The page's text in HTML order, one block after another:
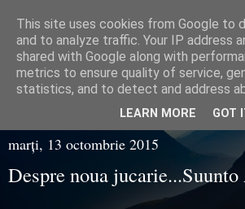
Razvan Juganaru
marți, 13 octombrie 2015
Despre noua
This site uses cookies from Google to
and to analyze traffic. Your IP address
shared with Google along with
metrics to ensure quality of service,
statistics, and to detect and address
LEARN MORE GOT